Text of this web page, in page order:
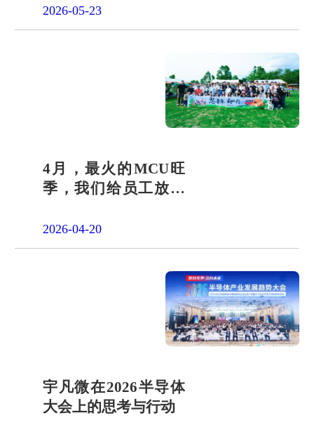
答卷
2026-05-23
4月，最火的MCU旺
季，我们给员工放了
2026-04-20
宇凡微在2026半导体
大会上的思考与行动